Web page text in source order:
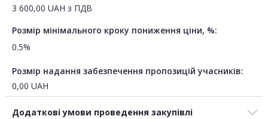
3 600,00 UAH з ПДВ
Розмір мінімального кроку пониження ціни, %:
0.5%
Розмір надання забезпечення пропозицій учасників:
0,00 UAH
Додаткові умови проведення закупівлі